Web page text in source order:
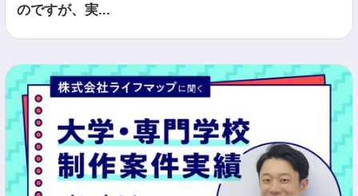
のですが、実...